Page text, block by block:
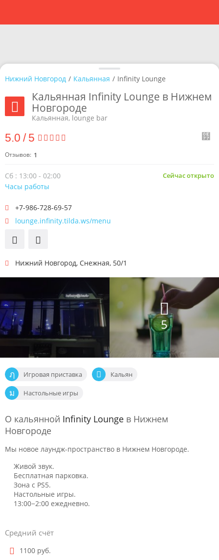
5
Игровая приставка Кальян
Настольные игры
Нижний Новгород / Кальянная / Infinity Lounge
Кальянная Infinity Lounge в Нижнем
Новгороде
Кальянная, lounge bar
5.0 / 5
Отзывов: 1
+7-986-728-69-57
lounge.infinity.tilda.ws/menu
Нижний Новгород, Снежная, 50/1
Сейчас открыто
Сб : 13:00 - 02:00
Часы работы
О кальянной Infinity Lounge в Нижнем
Новгороде
Мы новое лаундж-пространство в Нижнем Новгороде.
Живой звук.
Бесплатная парковка.
Зона с PS5.
Настольные игры.
13:00−2:00 ежедневно.
Средний счёт
1100 руб.